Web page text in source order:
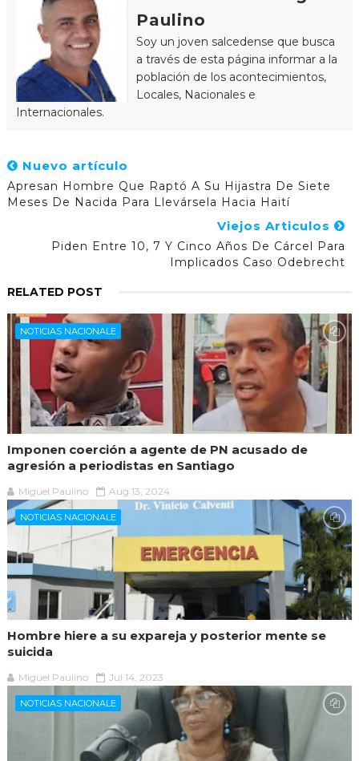
Paulino
Soy un joven salcedense que busca
a través de esta página informar a la
población de los acontecimientos,
Locales, Nacionales e
Internacionales.
Nuevo artículo
Apresan Hombre Que Raptó A Su Hijastra De Siete
Meses De Nacida Para Llevársela Hacia Haití
Viejos Articulos
Piden Entre 10, 7 Y Cinco Años De Cárcel Para
Implicados Caso Odebrecht
RELATED POST
NOTICIAS NACIONALE
Imponen coerción a agente de PN acusado de
agresión a periodistas en Santiago
Miguel Paulino Aug 13, 2024
NOTICIAS NACIONALE
Hombre hiere a su expareja y posterior mente se
suicida
Miguel Paulino Jul 14, 2023
NOTICIAS NACIONALE